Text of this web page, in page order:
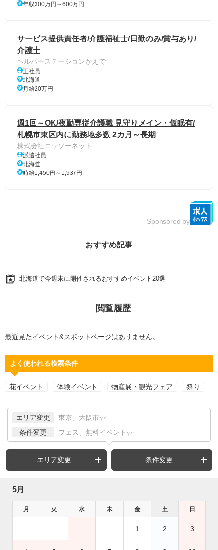
年収300万円～600万円
サービス提供責任者/介護福祉士/日勤のみ/賞与あり/
介護士
ヘルパーステーションかえで
正社員
北海道
月給20万円
週1回～OK/夜勤専従介護職 見守りメイン・仮眠有/
札幌市東区内に勤務地多数 2カ月～長期
株式会社ニッソーネット
派遣社員
北海道
時給1,450円～1,937円
Sponsored by
おすすめ記事
北海道で今週末に開催されるおすすめイベント20選
閲覧履歴
最近見たイベント&スポットページはありません。
よく使われる検索条件
花イベント 体験イベント 物産展・観光フェア 祭り
エリア変更 東京、大阪市 など
条件変更 フェス、無料イベント など
エリア変更 条件変更
5月
月 火 水 木 金 土 日
1 2 3